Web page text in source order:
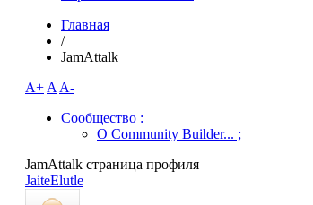
Главная
/
JamAttalk
A+ A A-
Сообщество :
О Community Builder... ;
JamAttalk страница профиля
JaiteElutle